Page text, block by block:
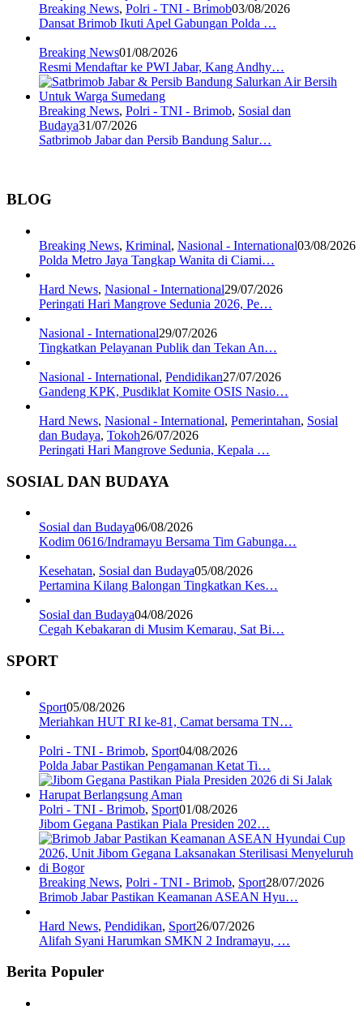
Breaking News, Polri - TNI - Brimob03/08/2026
Dansat Brimob Ikuti Apel Gabungan Polda …
Breaking News01/08/2026
Resmi Mendaftar ke PWI Jabar, Kang Andhy…
Breaking News, Polri - TNI - Brimob, Sosial dan
Budaya31/07/2026
Satbrimob Jabar dan Persib Bandung Salur…
BLOG
Breaking News, Kriminal, Nasional - International03/08/2026
Polda Metro Jaya Tangkap Wanita di Ciami…
Hard News, Nasional - International29/07/2026
Peringati Hari Mangrove Sedunia 2026, Pe…
Nasional - International29/07/2026
Tingkatkan Pelayanan Publik dan Tekan An…
Nasional - International, Pendidikan27/07/2026
Gandeng KPK, Pusdiklat Komite OSIS Nasio…
Hard News, Nasional - International, Pemerintahan, Sosial
dan Budaya, Tokoh26/07/2026
Peringati Hari Mangrove Sedunia, Kepala …
SOSIAL DAN BUDAYA
Sosial dan Budaya06/08/2026
Kodim 0616/Indramayu Bersama Tim Gabunga…
Kesehatan, Sosial dan Budaya05/08/2026
Pertamina Kilang Balongan Tingkatkan Kes…
Sosial dan Budaya04/08/2026
Cegah Kebakaran di Musim Kemarau, Sat Bi…
SPORT
Sport05/08/2026
Meriahkan HUT RI ke-81, Camat bersama TN…
Polri - TNI - Brimob, Sport04/08/2026
Polda Jabar Pastikan Pengamanan Ketat Ti…
Polri - TNI - Brimob, Sport01/08/2026
Jibom Gegana Pastikan Piala Presiden 202…
Breaking News, Polri - TNI - Brimob, Sport28/07/2026
Brimob Jabar Pastikan Keamanan ASEAN Hyu…
Hard News, Pendidikan, Sport26/07/2026
Alifah Syani Harumkan SMKN 2 Indramayu, …
Berita Populer